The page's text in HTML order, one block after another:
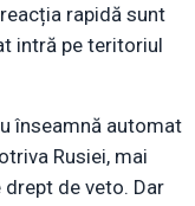
rapidă sunt
intră pe teritoriul
înseamnă automat
Rusiei, mai
de veto. Dar